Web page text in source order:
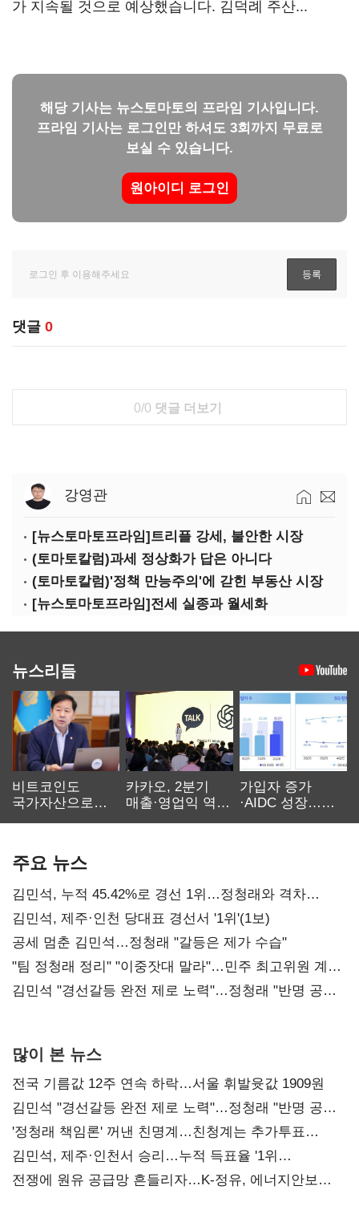
가 지속될 것으로 예상했습니다. 김덕례 주산...
해당 기사는 뉴스토마토의 프라임 기사입니다.
프라임 기사는 로그인만 하셔도 3회까지 무료로
보실 수 있습니다.
원아이디 로그인
댓글 0
0/0 댓글 더보기
강영관
[뉴스토마토프라임]트리플 강세, 불안한 시장
(토마토칼럼)과세 정상화가 답은 아니다
(토마토칼럼)'정책 만능주의'에 갇힌 부동산 시장
[뉴스토마토프라임]전세 실종과 월세화
뉴스리듬
비트코인도
국가자산으로…'
카카오, 2분기
매출·영업익 역대
가입자 증가
·AIDC 성장…
주요 뉴스
김민석, 누적 45.42%로 경선 1위…정청래와 격차
0.86%p(2보)
김민석, 제주·인천 당대표 경선서 '1위'(1보)
공세 멈춘 김민석…정청래 "갈등은 제가 수습"
"팀 정청래 정리" "이중잣대 말라"…민주 최고위원 계파
다툼 격화
김민석 "경선갈등 완전 제로 노력"…정청래 "반명 공세
많이 본 뉴스
전국 기름값 12주 연속 하락…서울 휘발윳값 1909원
김민석 "경선갈등 완전 제로 노력"…정청래 "반명 공세
사과부터"
'정청래 책임론' 꺼낸 친명계…친청계는 추가투표
때리기
김민석, 제주·인천서 승리…누적 득표율 '1위
탈환'(종합)
전쟁에 원유 공급망 흔들리자…K-정유, 에너지안보